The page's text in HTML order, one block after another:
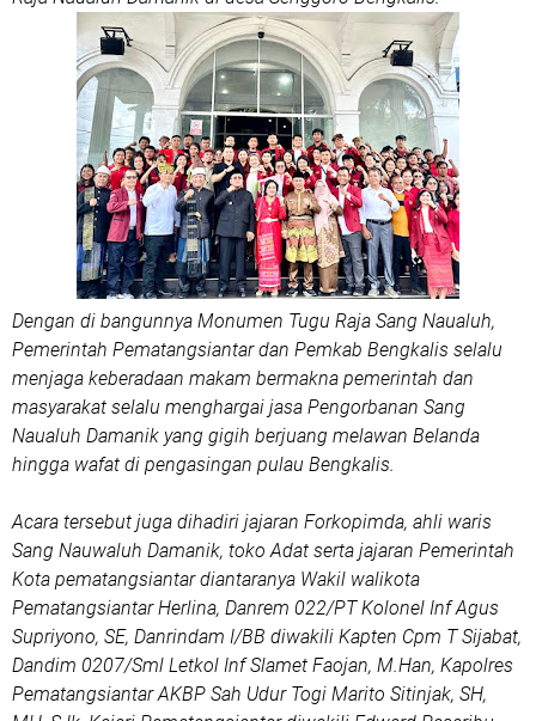
Dengan di bangunnya Monumen Tugu Raja Sang Naualuh,
Pemerintah Pematangsiantar dan Pemkab Bengkalis selalu
menjaga keberadaan makam bermakna pemerintah dan
masyarakat selalu menghargai jasa Pengorbanan Sang
Naualuh Damanik yang gigih berjuang melawan Belanda
hingga wafat di pengasingan pulau Bengkalis.
Acara tersebut juga dihadiri jajaran Forkopimda, ahli waris
Sang Nauwaluh Damanik, toko Adat serta jajaran Pemerintah
Kota pematangsiantar diantaranya Wakil walikota
Pematangsiantar Herlina, Danrem 022/PT Kolonel Inf Agus
Supriyono, SE, Danrindam I/BB diwakili Kapten Cpm T Sijabat,
Dandim 0207/Sml Letkol Inf Slamet Faojan, M.Han, Kapolres
Pematangsiantar AKBP Sah Udur Togi Marito Sitinjak, SH,